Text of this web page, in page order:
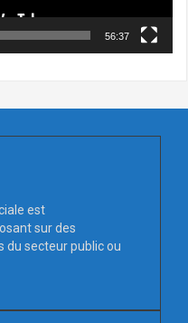
56:37
est
sur des
du secteur public ou